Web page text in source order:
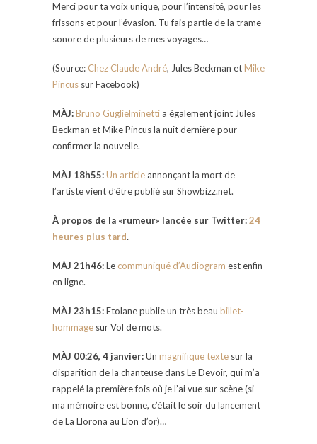
Merci pour ta voix unique, pour l’intensité, pour les
frissons et pour l’évasion. Tu fais partie de la trame
sonore de plusieurs de mes voyages…
(Source: Chez Claude André, Jules Beckman etMike
Pincus sur Facebook)
MÀJ:Bruno Guglielminetti a également joint Jules
Beckman et Mike Pincus la nuit dernière pour
confirmer la nouvelle.
MÀJ 18h55:Un article annonçant la mort de
l’artiste vient d’être publié sur Showbizz.net.
À propos de la «rumeur» lancée sur Twitter:24
heures plus tard.
MÀJ 21h46:Le communiqué d’Audiogram est enfin
en ligne.
MÀJ 23h15:Etolane publie un très beau billet-
hommage sur Vol de mots.
MÀJ 00:26, 4 janvier:Un magnifique texte sur la
disparition de la chanteuse dans Le Devoir, qui m’a
rappelé la première fois où je l’ai vue sur scène (si
ma mémoire est bonne, c’était le soir du lancement
de La Llorona au Lion d’or)…